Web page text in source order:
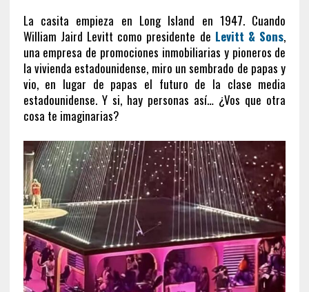
La casita empieza en Long Island en 1947. Cuando
William Jaird Levitt como presidente de Levitt & Sons,
una empresa de promociones inmobiliarias y pioneros de
la vivienda estadounidense, miro un sembrado de papas y
vio, en lugar de papas el futuro de la clase media
estadounidense. Y si, hay personas así… ¿Vos que otra
cosa te imaginarias?